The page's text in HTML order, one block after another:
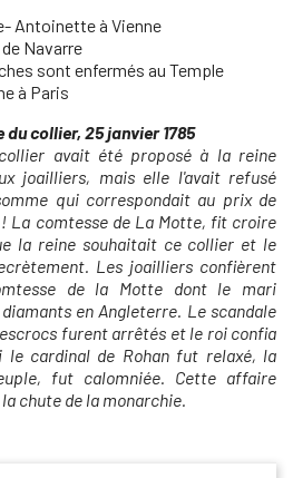
Antoinette à Vienne
Navarre
sont enfermés au Temple
à Paris
du collier, 25 janvier 1785
avait été proposé à la reine
joailliers, mais elle l'avait refusé
qui correspondait au prix de
! La comtesse de La Motte, fit croire
la reine souhaitait ce collier et le
Les joailliers confièrent
de la Motte dont le mari
en Angleterre. Le scandale
escrocs furent arrêtés et le roi confia
le cardinal de Rohan fut relaxé, la
fut calomniée. Cette affaire
chute de la monarchie.